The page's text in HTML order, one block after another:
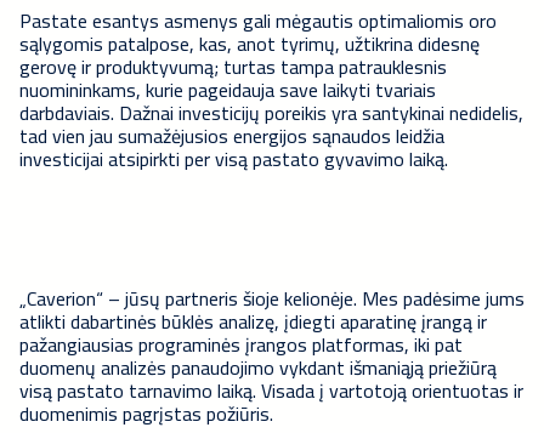
Pastate esantys asmenys gali mėgautis optimaliomis oro
sąlygomis patalpose, kas, anot tyrimų, užtikrina didesnę
gerovę ir produktyvumą; turtas tampa patrauklesnis
nuomininkams, kurie pageidauja save laikyti tvariais
darbdaviais. Dažnai investicijų poreikis yra santykinai nedidelis,
tad vien jau sumažėjusios energijos sąnaudos leidžia
investicijai atsipirkti per visą pastato gyvavimo laiką.
„Caverion“ – jūsų partneris šioje kelionėje. Mes padėsime jums
atlikti dabartinės būklės analizę, įdiegti aparatinę įrangą ir
pažangiausias programinės įrangos platformas, iki pat
duomenų analizės panaudojimo vykdant išmaniąją priežiūrą
visą pastato tarnavimo laiką. Visada į vartotoją orientuotas ir
duomenimis pagrįstas požiūris.